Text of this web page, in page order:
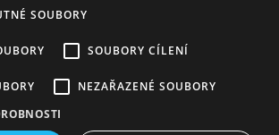
financí varuje: Účastí na hazardních hrách
Copyright © 2022-2026
SOUBORY
SOUBORY CÍLENÍ
NEZAŘAZENÉ SOUBORY